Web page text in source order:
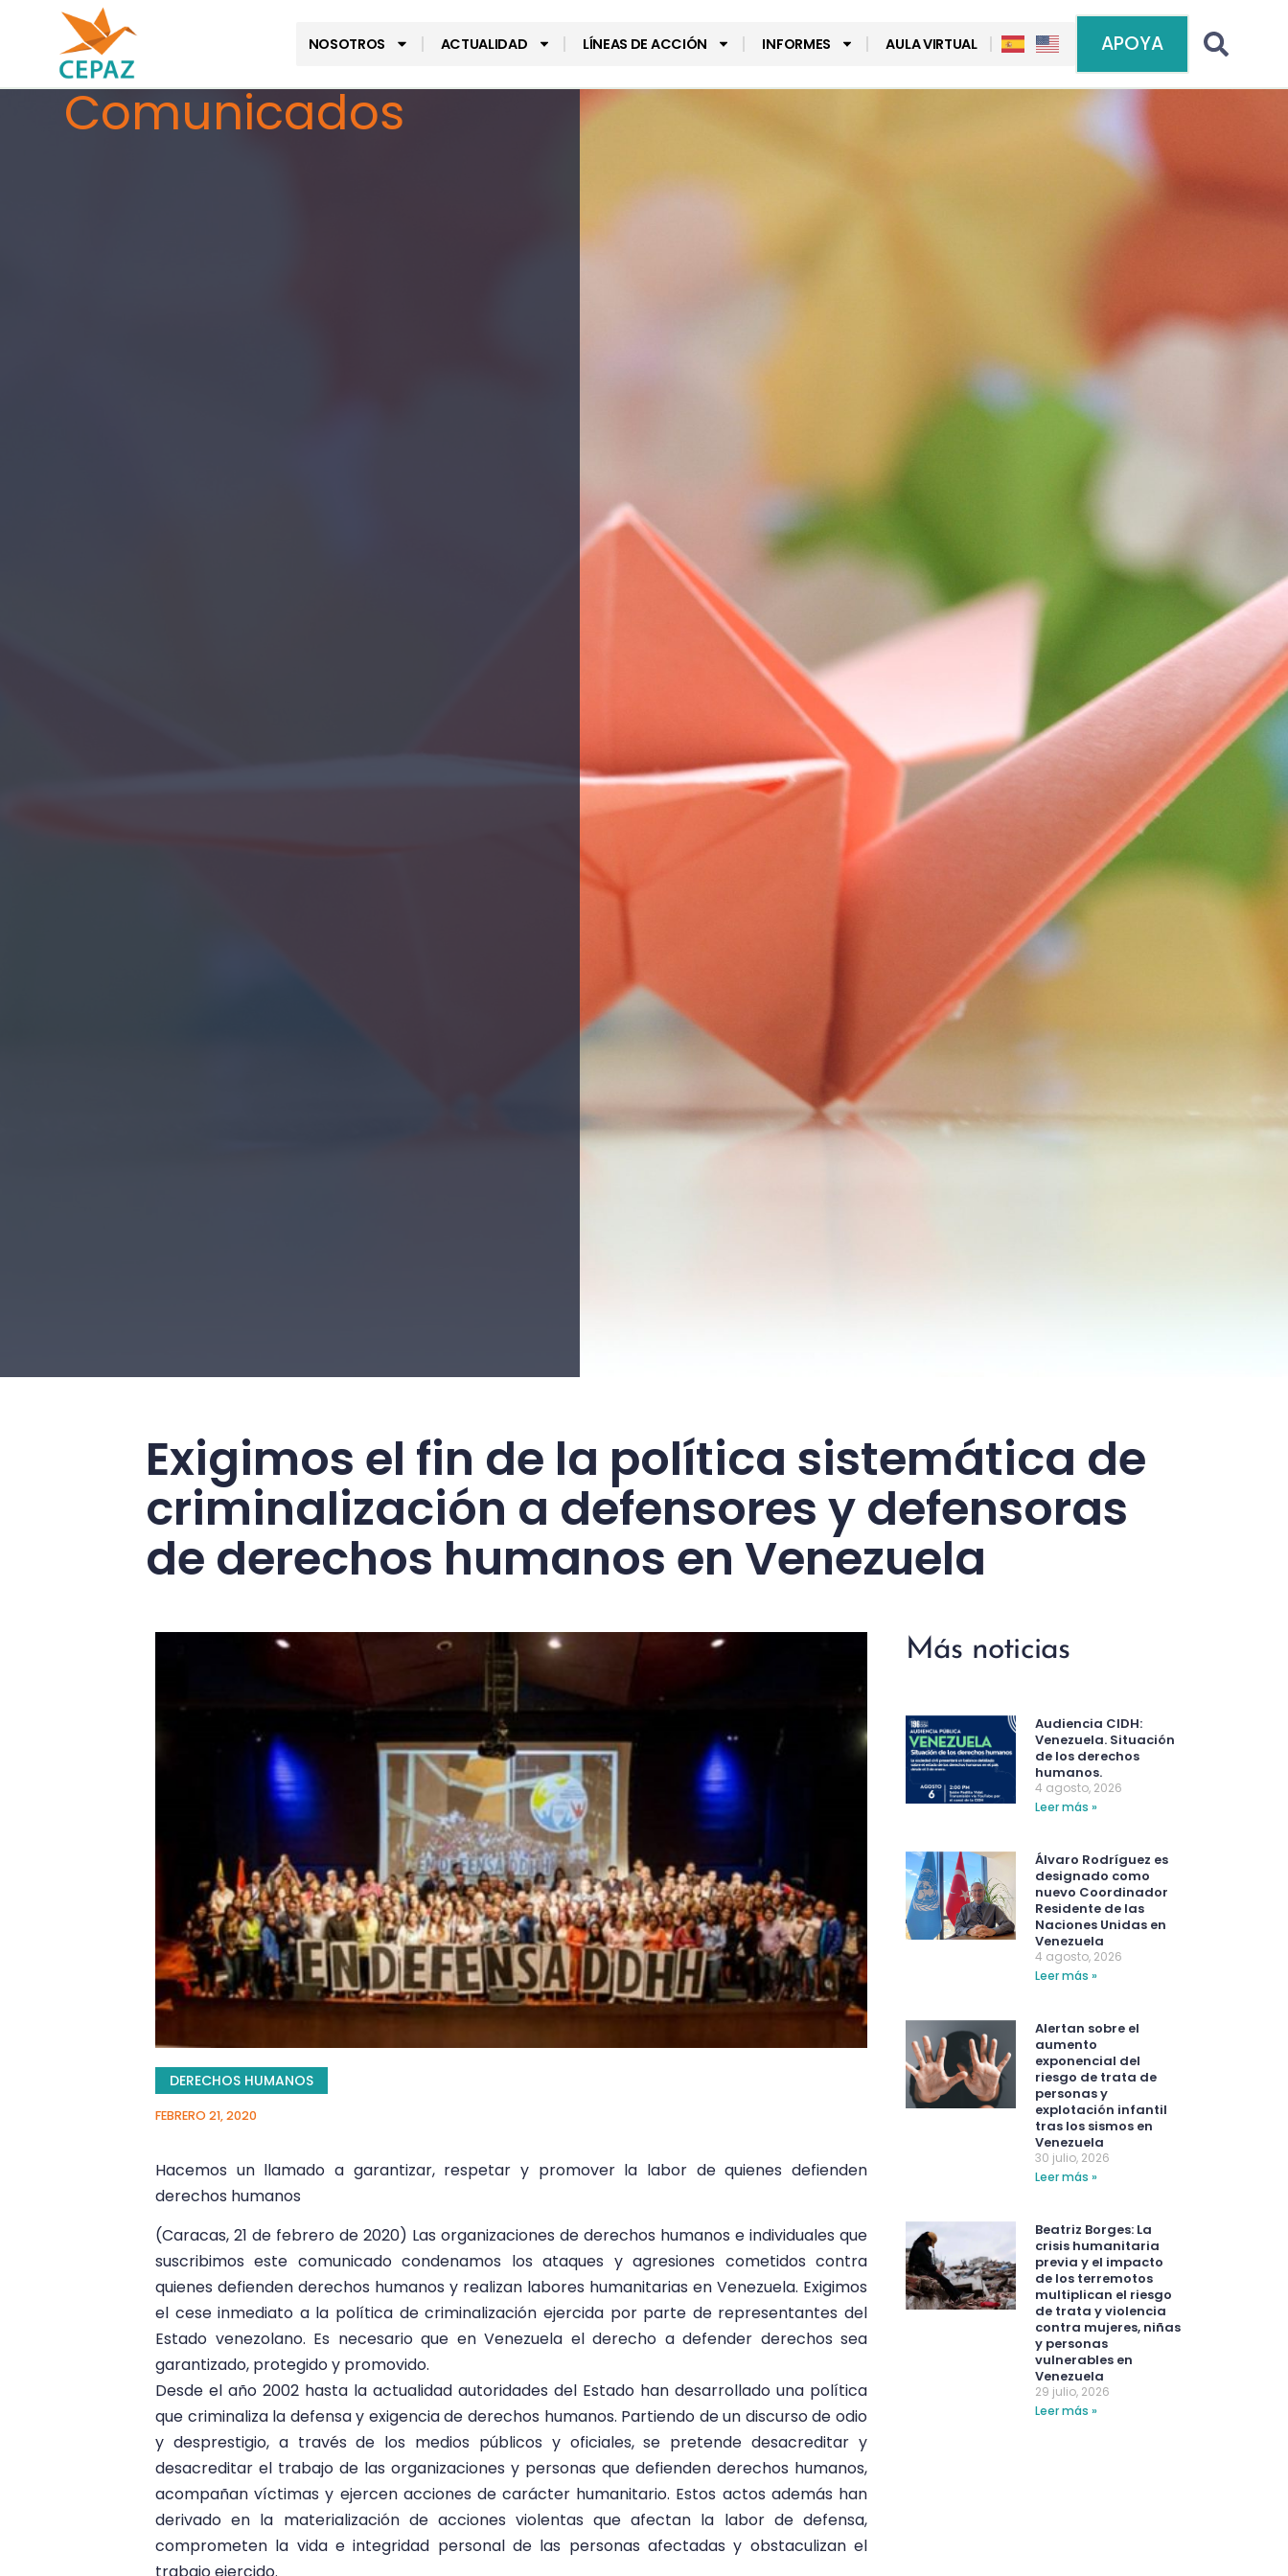
NOSOTROS ACTUALIDAD LÍNEAS DE ACCIÓN INFORMES AULA VIRTUAL APOYA
Comunicados
Exigimos el fin de la política sistemática de
criminalización a defensores y defensoras
de derechos humanos en Venezuela
DERECHOS HUMANOS
FEBRERO 21, 2020
Hacemos un llamado a garantizar, respetar y promover la labor de quienes defienden
derechos humanos
(Caracas, 21 de febrero de 2020) Las organizaciones de derechos humanos e individuales que
suscribimos este comunicado condenamos los ataques y agresiones cometidos contra
quienes defienden derechos humanos y realizan labores humanitarias en Venezuela. Exigimos
el cese inmediato a la política de criminalización ejercida por parte de representantes del
Estado venezolano. Es necesario que en Venezuela el derecho a defender derechos sea
garantizado, protegido y promovido.
Desde el año 2002 hasta la actualidad autoridades del Estado han desarrollado una política
que criminaliza la defensa y exigencia de derechos humanos. Partiendo de un discurso de odio
y desprestigio, a través de los medios públicos y oficiales, se pretende desacreditar y
desacreditar el trabajo de las organizaciones y personas que defienden derechos humanos,
acompañan víctimas y ejercen acciones de carácter humanitario. Estos actos además han
derivado en la materialización de acciones violentas que afectan la labor de defensa,
comprometen la vida e integridad personal de las personas afectadas y obstaculizan el
Más noticias
Audiencia CIDH:
Venezuela. Situación
de los derechos
humanos.
4 agosto, 2026
Leer más »
Álvaro Rodríguez es
designado como
nuevo Coordinador
Residente de las
Naciones Unidas en
Venezuela
4 agosto, 2026
Leer más »
Alertan sobre el
aumento
exponencial del
riesgo de trata de
personas y
explotación infantil
tras los sismos en
Venezuela
30 julio, 2026
Leer más »
Beatriz Borges: La
crisis humanitaria
previa y el impacto
de los terremotos
multiplican el riesgo
de trata y violencia
contra mujeres, niñas
y personas
vulnerables en
Venezuela
29 julio, 2026
Leer más »